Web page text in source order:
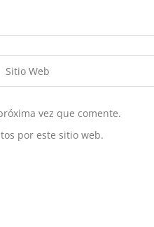
vez que comente.
por este sitio web.